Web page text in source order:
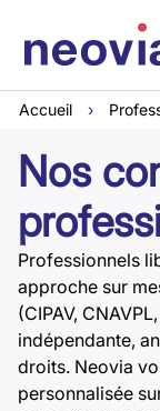
Accueil ›
Nos
Professionnels
approche sur
(CIPAV,
indépendante,
droits. Neovia
personnalisée